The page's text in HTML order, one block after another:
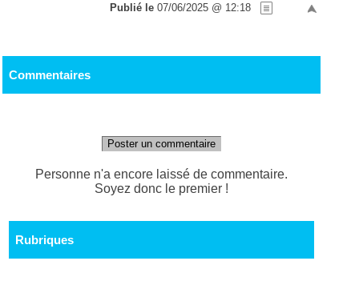
Publié le 07/06/2025 @ 12:18
Commentaires
Poster un commentaire
Personne n'a encore laissé de commentaire.
Soyez donc le premier !
Rubriques